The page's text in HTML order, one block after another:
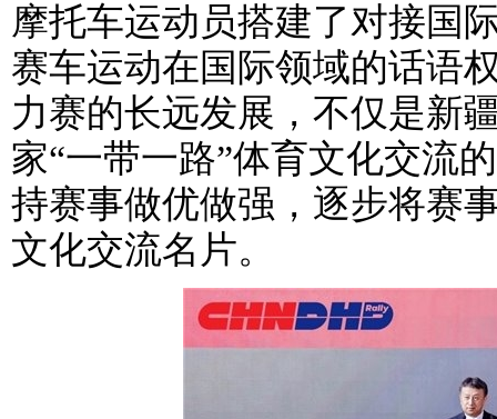
摩托车运动员搭建了对接国
赛车运动在国际领域的话语
力赛的长远发展，不仅是新
家“一带一路”体育文化交流
持赛事做优做强，逐步将赛
文化交流名片。